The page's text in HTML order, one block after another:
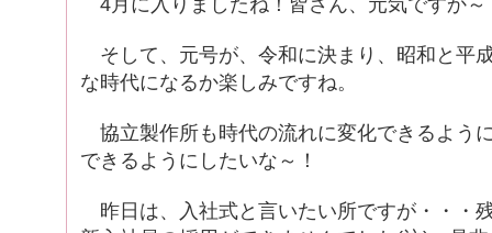
4月に入りましたね！皆さん、元気ですか～
そして、元号が、令和に決まり、昭和と平
な時代になるか楽しみですね。
協立製作所も時代の流れに変化できるよう
できるようにしたいな～！
昨日は、入社式と言いたい所ですが・・・